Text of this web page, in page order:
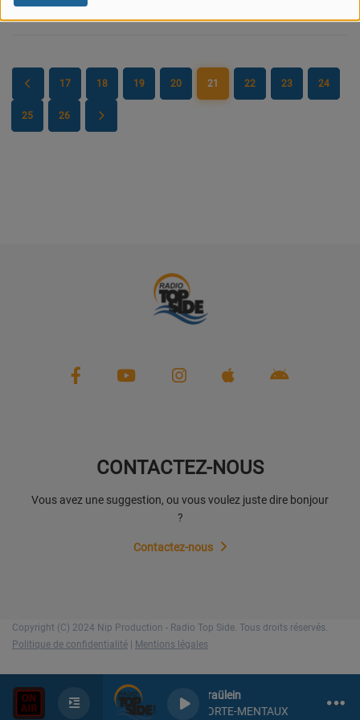
Elsa Fraülein
LES PORTE-MENTAUX
PARTENAIRES
17 18 19 20 21 22 23 24
25 26
CONTACTEZ-NOUS
Vous avez une suggestion, ou vous voulez juste dire bonjour
?
Contactez-nous
Copyright (C) 2024 Nip Production - Radio Top Side. Tous droits réservés.
Politique de confidentialité
Mentions légales